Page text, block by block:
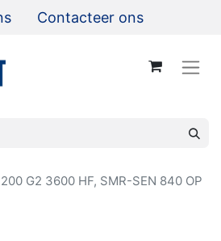
Contacteer ons
G2 3600 HF, SMR-SEN 840 OP